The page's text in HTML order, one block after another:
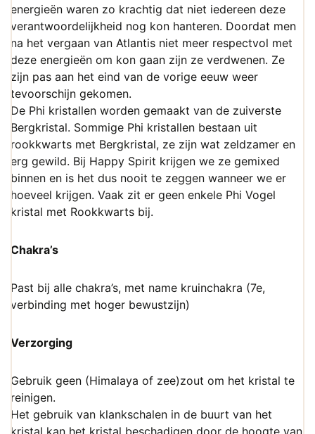
energieën waren zo krachtig dat niet iedereen deze
verantwoordelijkheid nog kon hanteren. Doordat men
na het vergaan van Atlantis niet meer respectvol met
deze energieën om kon gaan zijn ze verdwenen. Ze
zijn pas aan het eind van de vorige eeuw weer
tevoorschijn gekomen.
De Phi kristallen worden gemaakt van de zuiverste
Bergkristal. Sommige Phi kristallen bestaan uit
rookkwarts met Bergkristal, ze zijn wat zeldzamer en
erg gewild. Bij Happy Spirit krijgen we ze gemixed
binnen en is het dus nooit te zeggen wanneer we er
hoeveel krijgen. Vaak zit er geen enkele Phi Vogel
kristal met Rookkwarts bij.
Chakra’s
Past bij alle chakra’s, met name kruinchakra (7e,
verbinding met hoger bewustzijn)
Verzorging
Gebruik geen (Himalaya of zee)zout om het kristal te
reinigen.
Het gebruik van klankschalen in de buurt van het
kristal kan het kristal beschadigen door de hoogte van